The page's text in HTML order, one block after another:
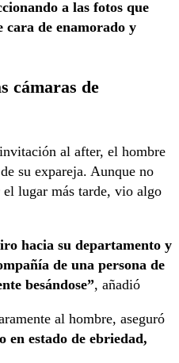
a las fotos que
cara de enamorado y
cámaras de
al after, el hombre
su expareja. Aunque no
lugar más tarde, vio algo
hacia su departamento y
de una persona de
besándose”, añadió
al hombre, aseguró
en estado de ebriedad,